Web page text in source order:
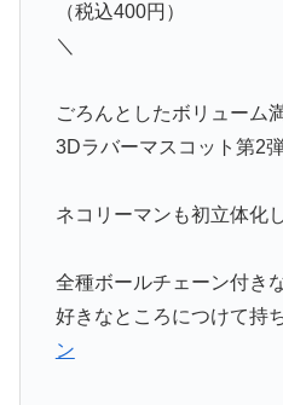
（税込400円）
＼
ごろんとしたボリューム
3Dラバーマスコット第2
ネコリーマンも初立体化
全種ボールチェーン付き
好きなところにつけて持
ン